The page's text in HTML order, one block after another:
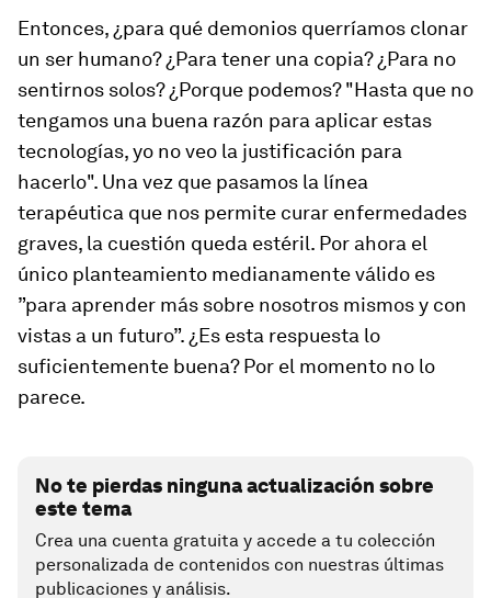
Entonces, ¿para qué demonios querríamos clonar
un ser humano? ¿Para tener una copia? ¿Para no
sentirnos solos? ¿Porque podemos? "Hasta que no
tengamos una buena razón para aplicar estas
tecnologías, yo no veo la justificación para
hacerlo". Una vez que pasamos la línea
terapéutica que nos permite curar enfermedades
graves, la cuestión queda estéril. Por ahora el
único planteamiento medianamente válido es
”para aprender más sobre nosotros mismos y con
vistas a un futuro”. ¿Es esta respuesta lo
suficientemente buena? Por el momento no lo
parece.
No te pierdas ninguna actualización sobre
este tema
Crea una cuenta gratuita y accede a tu colección
personalizada de contenidos con nuestras últimas
publicaciones y análisis.